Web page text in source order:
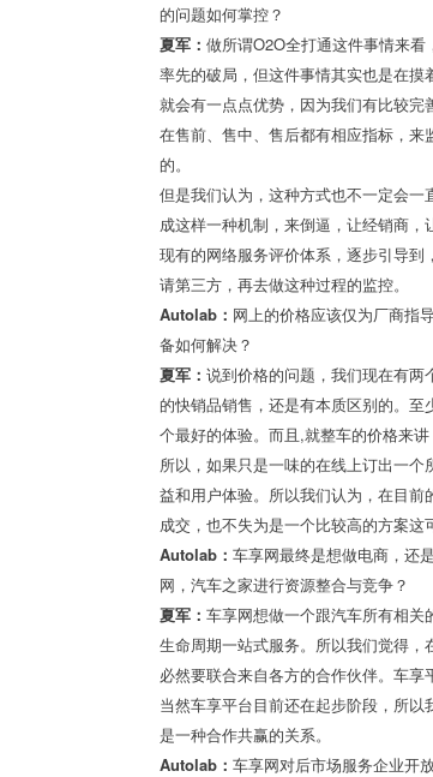
的问题如何掌控？
夏军： 做所谓O2O全打通这件事情来
率先的破局，但这件事情其实也是在
就会有一点点优势，因为我们有比较完
在售前、售中、售后都有相应指标，
的。
但是我们认为，这种方式也不一定会
成这样一种机制，来倒逼，让经销商
现有的网络服务评价体系，逐步引导
请第三方，再去做这种过程的监控。
Autolab： 网上的价格应该仅为厂商指
备如何解决？
夏军： 说到价格的问题，我们现在有
的快销品销售，还是有本质区别的。
个最好的体验。而且,就整车的价格来
所以，如果只是一味的在线上订出一
益和用户体验。所以我们认为，在目
成交，也不失为是一个比较高的方案这
Autolab： 车享网最终是想做电商，还
网，汽车之家进行资源整合与竞争？
夏军： 车享网想做一个跟汽车所有相
生命周期一站式服务。所以我们觉得，
必然要联合来自各方的合作伙伴。车
当然车享平台目前还在起步阶段，所
是一种合作共赢的关系。
Autolab： 车享网对后市场服务企业开